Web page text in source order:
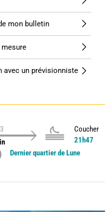
mon bulletin
avec un prévisionniste
Coucher
21h47
Dernier quartier de Lune